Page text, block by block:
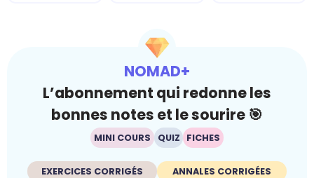
NOMAD+
L’abonnement qui redonne les
bonnes notes et le sourire 🎯
MINI COURS QUIZ FICHES
EXERCICES CORRIGÉS
ANNALES CORRIGÉES